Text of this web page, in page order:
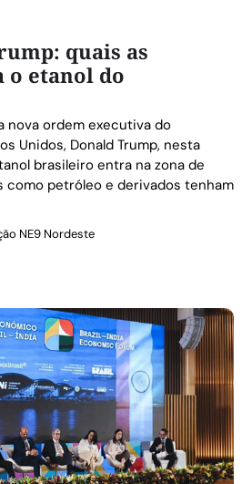
quais as
o etanol do
nova ordem executiva do
Unidos, Donald Trump, nesta
brasileiro entra na zona de
como petróleo e derivados tenham
NE9 Nordeste